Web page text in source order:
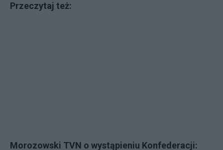
Przeczytaj też:
Morozowski TVN o wystąpieniu Konfederacji: